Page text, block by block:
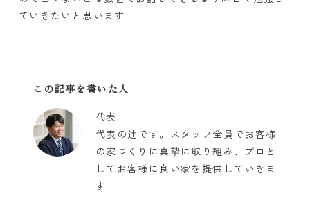
ていきたいと思います
この記事を書いた人
代表
代表の辻です。スタッフ全員でお客様
の家づくりに真摯に取り組み、プロと
してお客様に良い家を提供していきま
す。